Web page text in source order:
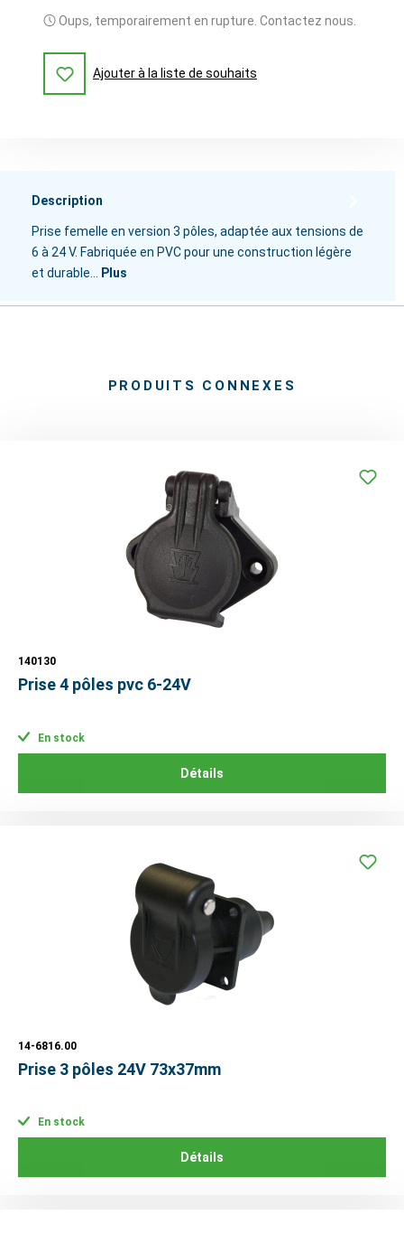
Oups, temporairement en rupture. Contactez nous.
Ajouter à la liste de souhaits
Description
Prise femelle en version 3 pôles, adaptée aux tensions de
6 à 24 V. Fabriquée en PVC pour une construction légère
et durable… Plus
PRODUITS CONNEXES
140130
Prise 4 pôles pvc 6-24V
En stock
Détails
14-6816.00
Prise 3 pôles 24V 73x37mm
En stock
Détails